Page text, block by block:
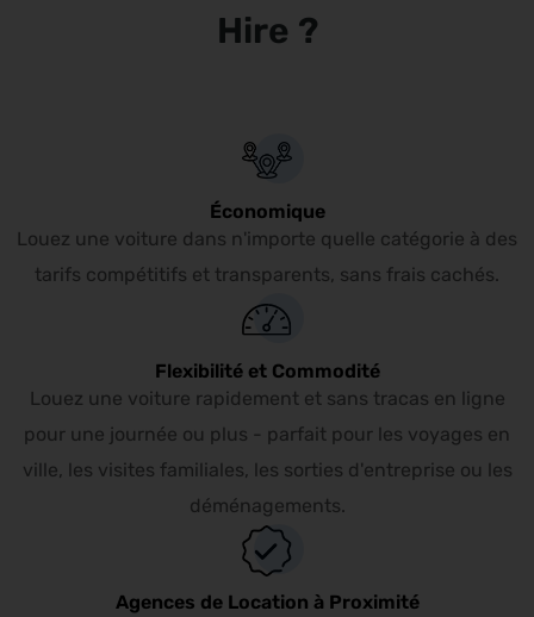
Hire ?
Économique
Louez une voiture dans n'importe quelle catégorie à des
tarifs compétitifs et transparents, sans frais cachés.
Flexibilité et Commodité
Louez une voiture rapidement et sans tracas en ligne
pour une journée ou plus - parfait pour les voyages en
ville, les visites familiales, les sorties d'entreprise ou les
déménagements.
Agences de Location à Proximité